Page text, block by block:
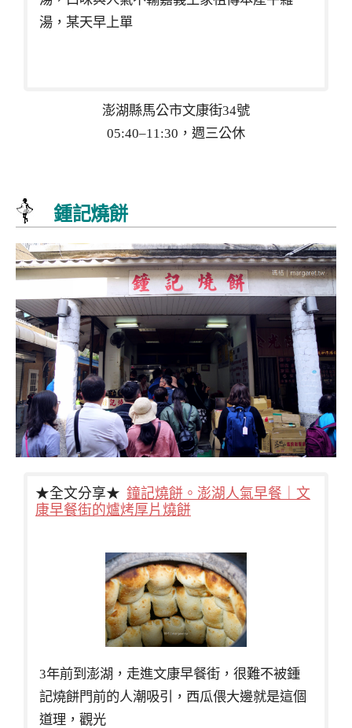
湯，某天早上單
澎湖縣馬公市文康街34號
05:40–11:30，週三公休
鍾記燒餅
★全文分享★ 鐘記燒餅。澎湖人氣早餐｜文
康早餐街的爐烤厚片燒餅
3年前到澎湖，走進文康早餐街，很難不被鍾
記燒餅門前的人潮吸引，西瓜偎大邊就是這個
道理，觀光